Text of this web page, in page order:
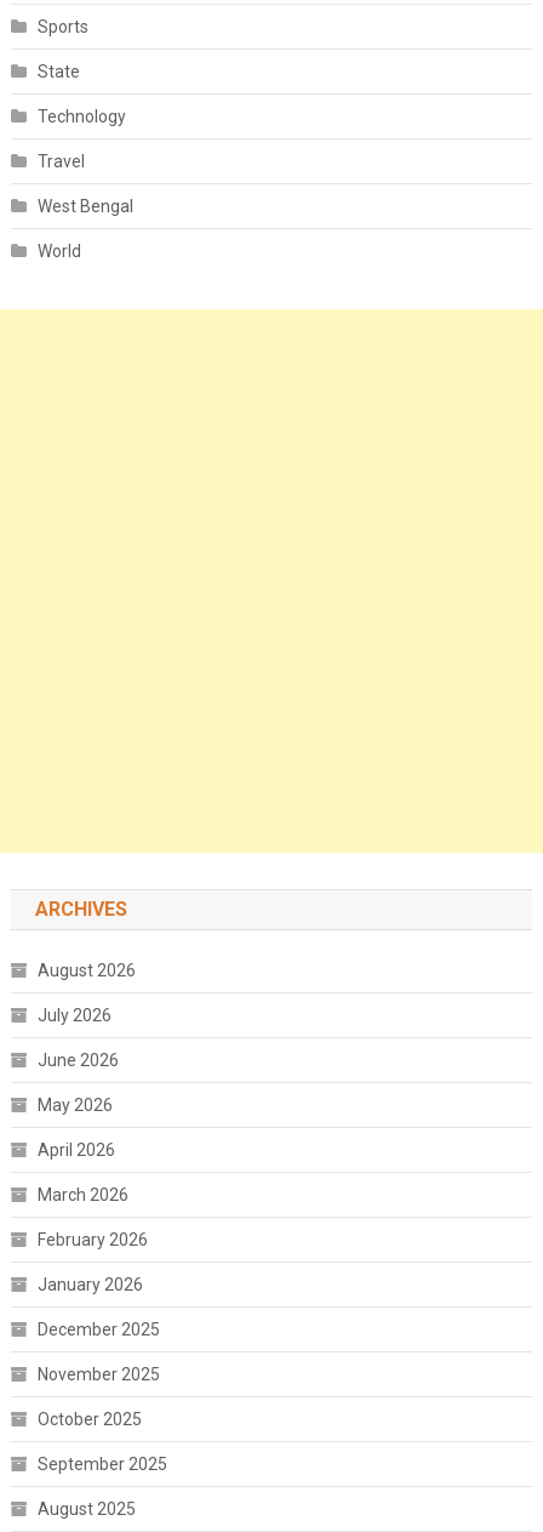
Sports
State
Technology
Travel
West Bengal
World
ARCHIVES
August 2026
July 2026
June 2026
May 2026
April 2026
March 2026
February 2026
January 2026
December 2025
November 2025
October 2025
September 2025
August 2025